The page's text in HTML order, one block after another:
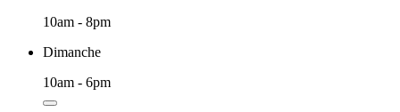
10am - 8pm
Dimanche
10am - 6pm